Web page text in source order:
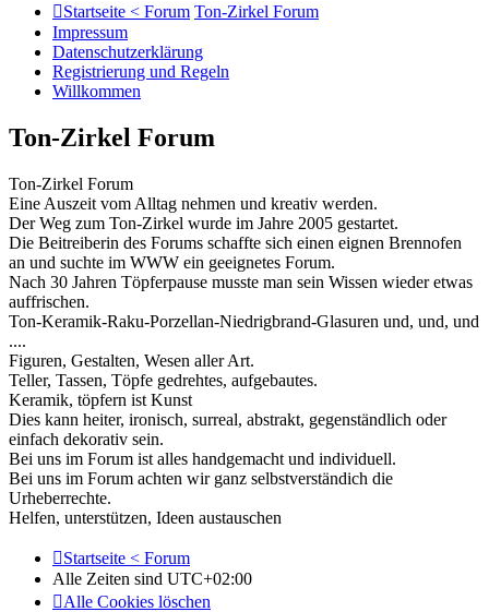
Startseite < Forum Ton-Zirkel Forum
Impressum
Datenschutzerklärung
Registrierung und Regeln
Willkommen
Ton-Zirkel Forum
Ton-Zirkel Forum
Eine Auszeit vom Alltag nehmen und kreativ werden.
Der Weg zum Ton-Zirkel wurde im Jahre 2005 gestartet.
Die Beitreiberin des Forums schaffte sich einen eignen Brennofen
an und suchte im WWW ein geeignetes Forum.
Nach 30 Jahren Töpferpause musste man sein Wissen wieder etwas
auffrischen.
Ton-Keramik-Raku-Porzellan-Niedrigbrand-Glasuren und, und, und
....
Figuren, Gestalten, Wesen aller Art.
Teller, Tassen, Töpfe gedrehtes, aufgebautes.
Keramik, töpfern ist Kunst
Dies kann heiter, ironisch, surreal, abstrakt, gegenständlich oder
einfach dekorativ sein.
Bei uns im Forum ist alles handgemacht und individuell.
Bei uns im Forum achten wir ganz selbstverständich die
Urheberrechte.
Helfen, unterstützen, Ideen austauschen
Startseite < Forum
Alle Zeiten sind UTC+02:00
Alle Cookies löschen